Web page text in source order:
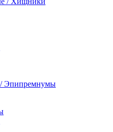
Эпипремнумы